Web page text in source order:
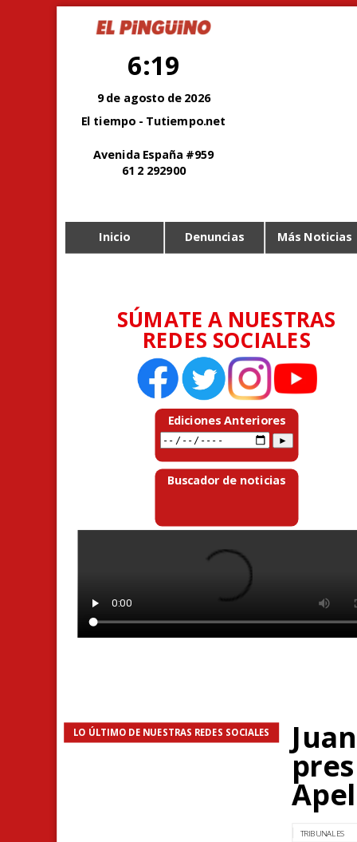
6:19
9 de agosto de 2026
El tiempo - Tutiempo.net
Avenida España #959
61 2 292900
Inicio Denuncias Más Noticias
SÚMATE A NUESTRAS
REDES SOCIALES
Ediciones Anteriores
Buscador de noticias
LO ÚLTIMO DE NUESTRAS REDES SOCIALES
TRIBUNALES